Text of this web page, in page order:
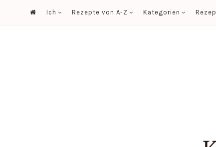
Ich Rezepte von A-Z Kategorien